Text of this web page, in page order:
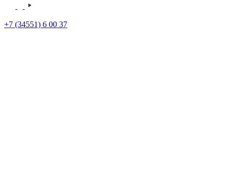
+7 (34551) 6 00 37